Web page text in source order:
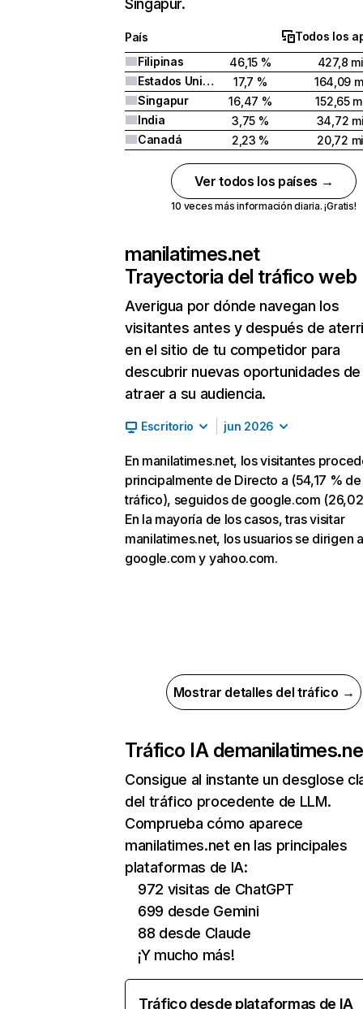
Singapur.
País
Todos los
Filipinas
46,15 %
427,8
Estados Unidos
17,7 %
164,09
Singapur
16,47 %
152,65
India
3,75 %
34,72
Canadá
2,23 % 20,72
Ver todos los países →
10 veces más información diaria. ¡Gratis!
manilatimes.net
Trayectoria del tráfico web
Averigua por dónde navegan los
visitantes antes y después de
en el sitio de tu competidor para
descubrir nuevas oportunidades de
atraer a su audiencia.
Escritorio jun 2026
En manilatimes.net, los visitantes
principalmente de Directo a (54,17 % de
tráfico), seguidos de google.com
En la mayoría de los casos, tras visitar
manilatimes.net, los usuarios se dirigen a
google.com y yahoo.com.
Mostrar detalles del tráfico →
Tráfico IA de
Consigue al instante un desglose
del tráfico procedente de LLM.
Comprueba cómo aparece
manilatimes.net en las principales
plataformas de IA:
972 visitas de ChatGPT
699 desde Gemini
88 desde Claude
¡Y mucho más!
Tráfico desde plataformas de IA